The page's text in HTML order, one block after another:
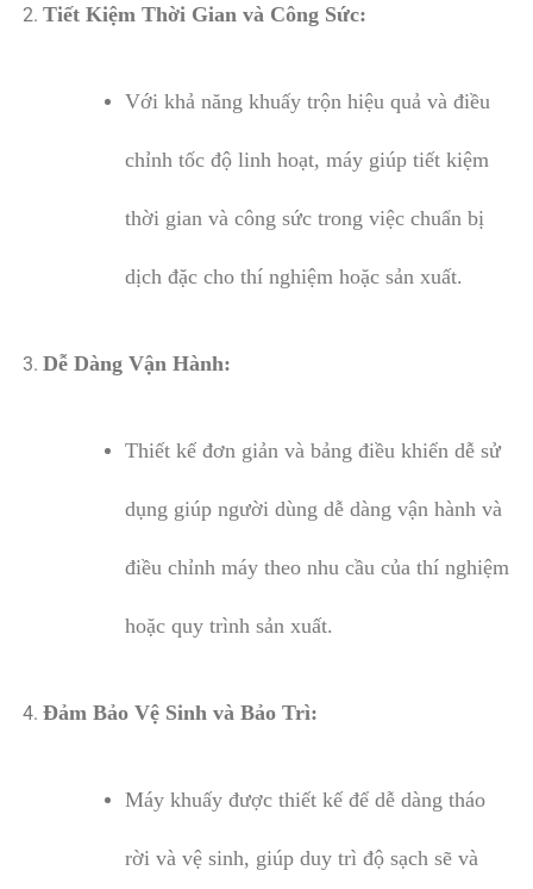
Tiết Kiệm Thời Gian và Công Sức:
Với khả năng khuấy trộn hiệu quả và điều
chỉnh tốc độ linh hoạt, máy giúp tiết kiệm
thời gian và công sức trong việc chuẩn bị
dịch đặc cho thí nghiệm hoặc sản xuất.
Dễ Dàng Vận Hành:
Thiết kế đơn giản và bảng điều khiển dễ sử
dụng giúp người dùng dễ dàng vận hành và
điều chỉnh máy theo nhu cầu của thí nghiệm
hoặc quy trình sản xuất.
Đảm Bảo Vệ Sinh và Bảo Trì:
Máy khuấy được thiết kế để dễ dàng tháo
rời và vệ sinh, giúp duy trì độ sạch sẽ và